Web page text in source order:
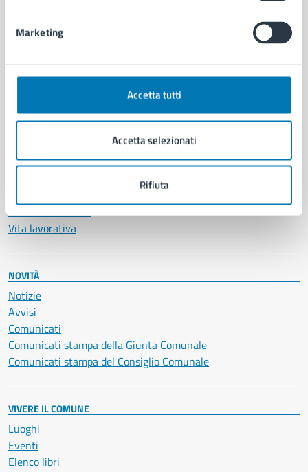
Marketing
Accetta tutti
Accetta selezionati
Rifiuta
CATEGORIE DI SERVIZIO
Anagrafe e stato civile
Cultura e tempo libero
Educazione e formazione
Giustizia e sicurezza pubblica
Servizi Cimiteriali
Vita lavorativa
NOVITÀ
Notizie
Avvisi
Comunicati
Comunicati stampa della Giunta Comunale
Comunicati stampa del Consiglio Comunale
VIVERE IL COMUNE
Luoghi
Eventi
Elenco libri